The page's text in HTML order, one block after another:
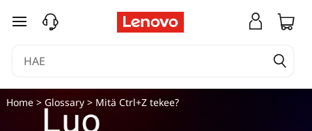
siirry pääsisältöön
Home> Glossary> Mitä Ctrl+Z tekee?